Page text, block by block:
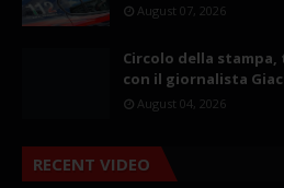
August 07, 2026
Circolo della
con il giornalista
August 04, 2026
RECENT VIDEO